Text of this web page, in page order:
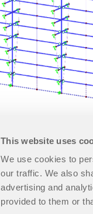
This website uses
We use cookies to
our traffic. We also
advertising and
provided to them or